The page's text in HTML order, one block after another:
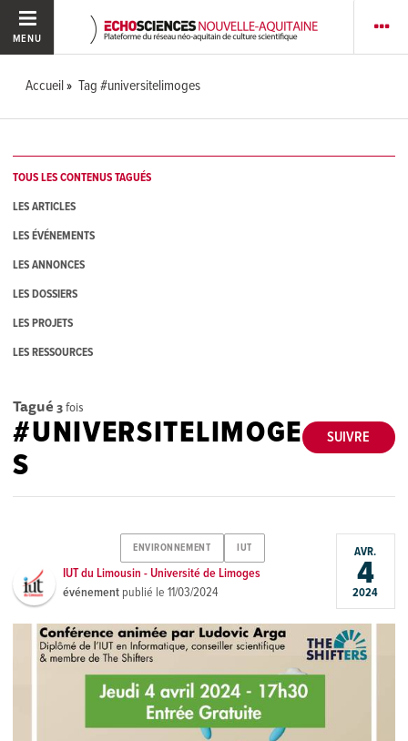
MENU
Accueil Tag #universitelimoges
TOUS LES CONTENUS TAGUÉS
LES ARTICLES
LES ÉVÉNEMENTS
LES ANNONCES
LES DOSSIERS
LES PROJETS
LES RESSOURCES
Tagué 3fois
SUIVRE
#UNIVERSITELIMOGE
S
ENVIRONNEMENT IUT
IUT du Limousin - Université de Limoges
événement publié le11/03/2024
AVR.
4
2024